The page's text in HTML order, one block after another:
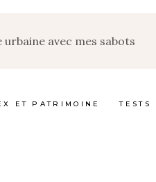
urbaine avec mes sabots
ET PATRIMOINE TESTS